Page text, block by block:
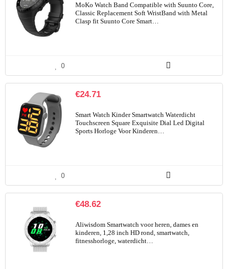
MoKo Watch Band Compatible with Suunto Core,
Classic Replacement Soft WristBand with Metal
Clasp fit Suunto Core Smart…
0
€24.71
Smart Watch Kinder Smartwatch Waterdicht
Touchscreen Square Exquisite Dial Led Digital
Sports Horloge Voor Kinderen…
0
€48.62
Aliwisdom Smartwatch voor heren, dames en
kinderen, 1,28 inch HD rond, smartwatch,
fitnesshorloge, waterdicht…